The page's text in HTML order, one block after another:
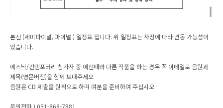
본선 (세미파이널, 파이널 ) 일정표 입니다. 위 일정표는 사정에 따라 변동 가능성이
있습니다.
에스닉/컨템포러리 참가자 중 예선때와 다른 작품을 하는 경우 꼭 이메일로 음원과
제목(영문버전)을 함께 보내주세요
음원은 CD 제출을 원칙으로 하며 여분을 준비하여 주십시오